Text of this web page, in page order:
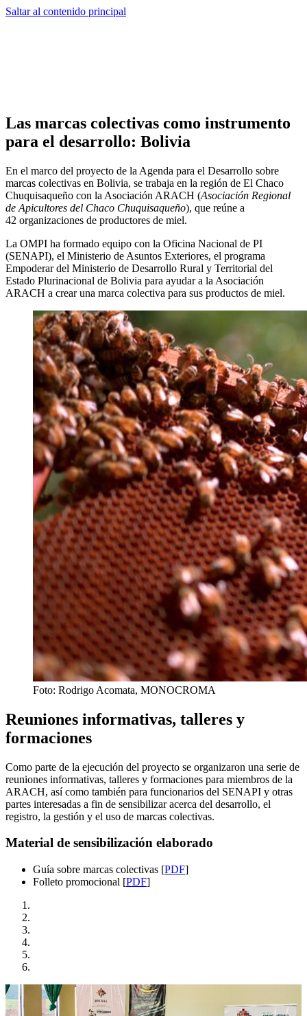
Saltar al contenido principal
Las marcas colectivas como instrumento
para el desarrollo: Bolivia
En el marco del proyecto de la Agenda para el Desarrollo sobre
marcas colectivas en Bolivia, se trabaja en la región de El Chaco
Chuquisaqueño con la Asociación ARACH (Asociación Regional
de Apicultores del Chaco Chuquisaqueño), que reúne a
42 organizaciones de productores de miel.
La OMPI ha formado equipo con la Oficina Nacional de PI
(SENAPI), el Ministerio de Asuntos Exteriores, el programa
Empoderar del Ministerio de Desarrollo Rural y Territorial del
Estado Plurinacional de Bolivia para ayudar a la Asociación
ARACH a crear una marca colectiva para sus productos de miel.
Foto: Rodrigo Acomata, MONOCROMA
Reuniones informativas, talleres y
formaciones
Como parte de la ejecución del proyecto se organizaron una serie de
reuniones informativas, talleres y formaciones para miembros de la
ARACH, así como también para funcionarios del SENAPI y otras
partes interesadas a fin de sensibilizar acerca del desarrollo, el
registro, la gestión y el uso de marcas colectivas.
Material de sensibilización elaborado
Guía sobre marcas colectivas [PDF]
Folleto promocional [PDF]